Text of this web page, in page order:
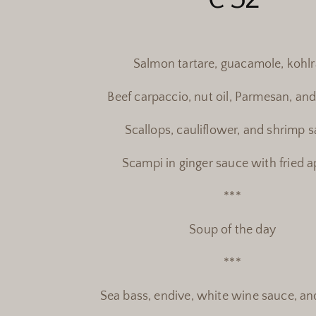
Salmon tartare, guacamole,
Beef carpaccio, nut oil, Parmesan,
Scallops, cauliflower, and shrimp
Scampi in ginger sauce with fried
***
Soup of the day
***
Sea bass, endive, white wine sauce,